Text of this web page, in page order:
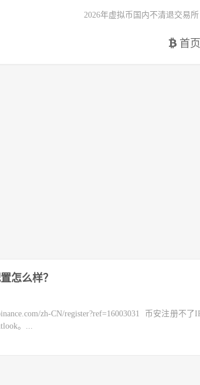
首页
2026年虚拟币国内不清退交易所
怎么样？
zh-CN/register?ref=16003031 币安注册不了
。...